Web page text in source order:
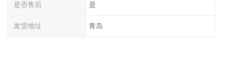
是否售后 是
发货地址 青岛